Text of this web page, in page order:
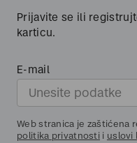
Prijavite se ili
karticu.
E-mail
Web stranica je zaštićena
politika privatnosti i uslovi